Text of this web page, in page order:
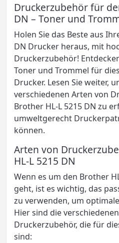
Druckerzubehör für
DN – Toner und
Holen Sie das Beste aus
DN Drucker heraus, mit
Druckerzubehör!
Toner und Trommel für
Drucker. Lesen Sie weiter,
verschiedenen Arten von
Brother HL-L 5215 DN zu
umweltgerecht
können.
Arten von
HL-L 5215 DN
Wenn es um den Brother
geht, ist es wichtig, das
zu verwenden, um
Hier sind die
Druckerzubehör, die für
sind: